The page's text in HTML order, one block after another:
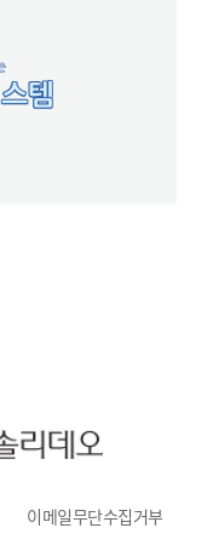
이메일무단수집거부